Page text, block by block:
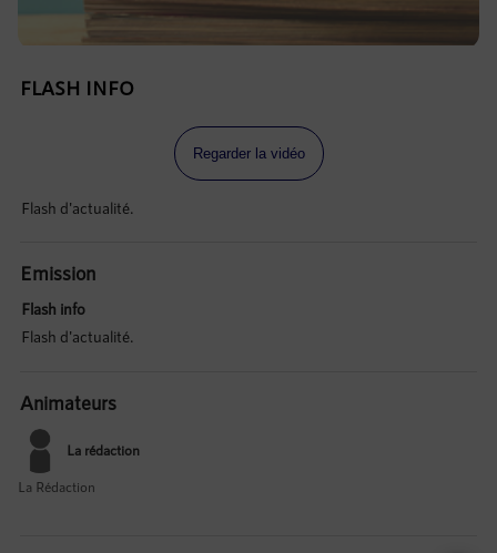
FLASH INFO
Regarder la vidéo
Flash d'actualité.
Emission
Flash info
Flash d'actualité.
Animateurs
La rédaction
La Rédaction